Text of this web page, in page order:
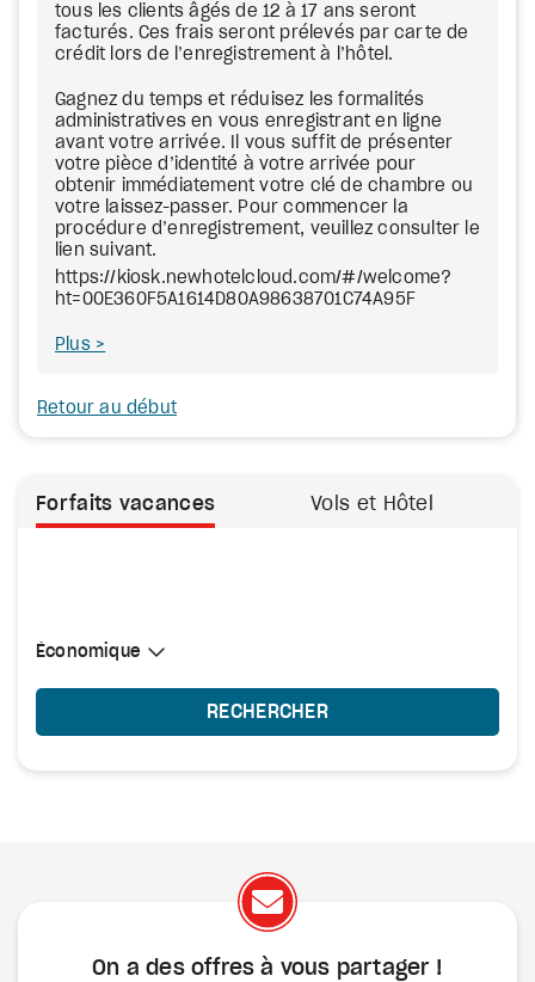
tous les clients âgés de 12 à 17 ans seront
facturés. Ces frais seront prélevés par carte de
crédit lors de l’enregistrement à l’hôtel.
Gagnez du temps et réduisez les formalités
administratives en vous enregistrant en ligne
avant votre arrivée. Il vous suffit de présenter
votre pièce d’identité à votre arrivée pour
obtenir immédiatement votre clé de chambre ou
votre laissez-passer. Pour commencer la
procédure d’enregistrement, veuillez consulter le
lien suivant.
https://kiosk.newhotelcloud.com/#/welcome?
ht=00E360F5A1614D80A98638701C74A95F
Plus
Retour au début
Forfaits vacances Vols et Hôtel
Sélectionner une cabine
Économique
Économique
RECHERCHER
On a des offres à vous partager !